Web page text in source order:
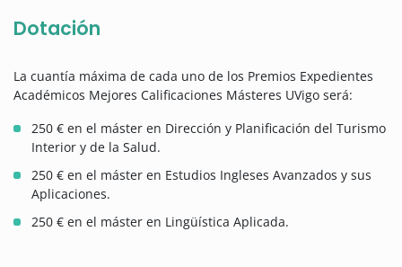
Dotación
La cuantía máxima de cada uno de los Premios Expedientes
Académicos Mejores Calificaciones Másteres UVigo será:
250 € en el máster en Dirección y Planificación del Turismo
Interior y de la Salud.
250 € en el máster en Estudios Ingleses Avanzados y sus
Aplicaciones.
250 € en el máster en Lingüística Aplicada.